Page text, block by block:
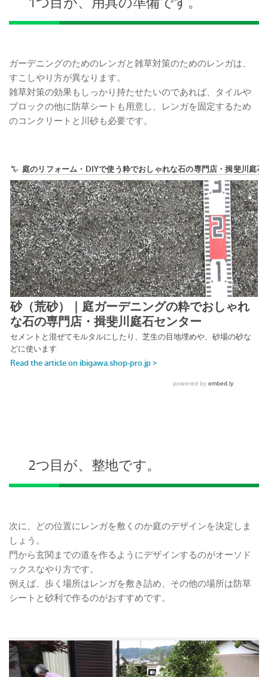
ガーデニングのためのレンガと雑草対策のためのレンガは、
すこしやり方が異なります。
雑草対策の効果もしっかり持たせたいのであれば、タイルや
ブロックの他に防草シートも用意し、レンガを固定するため
のコンクリートと川砂も必要です。
2つ目が、整地です。
次に、どの位置にレンガを敷くのか庭のデザインを決定しま
しょう。
門から玄関までの道を作るようにデザインするのがオーソド
ックスなやり方です。
例えば、歩く場所はレンガを敷き詰め、その他の場所は防草
シートと砂利で作るのがおすすめです。